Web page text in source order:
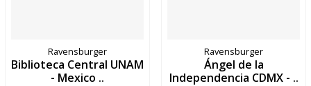
Ravensburger
Biblioteca Central UNAM
- Mexico ..
Ravensburger
Ángel de la
Independencia CDMX - ..